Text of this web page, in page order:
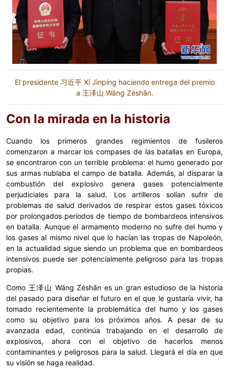
El presidente 习近平 Xí Jìnpíng haciendo entrega del premio
a 王泽山 Wáng Zéshān.
Con la mirada en la historia
Cuando los primeros grandes regimientos de fusileros
comenzaron a marcar los compases de las batallas en Europa,
se encontraron con un terrible problema: el humo generado por
sus armas nublaba el campo de batalla. Además, al disparar la
combustión del explosivo genera gases potencialmente
perjudiciales para la salud. Los artilleros solían sufrir de
problemas de salud derivados de respirar estos gases tóxicos
por prolongados períodos de tiempo de bombardeos intensivos
en batalla. Aunque el armamento moderno no sufre del humo y
los gases al mismo nivel que lo hacían las tropas de Napoleón,
en la actualidad sigue siendo un problema que en bombardeos
intensivos puede ser potencialmente peligroso para las tropas
propias.
Como 王泽山 Wáng Zéshān es un gran estudioso de la historia
del pasado para diseñar el futuro en el que le gustaría vivir, ha
tomado recientemente la problemática del humo y los gases
como su objetivo para los próximos años. A pesar de su
avanzada edad, continúa trabajando en el desarrollo de
explosivos, ahora con el objetivo de hacerlos menos
contaminantes y peligrosos para la salud. Llegará el día en que
su visión se haga realidad.